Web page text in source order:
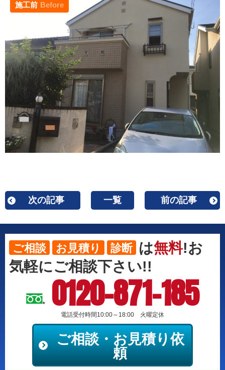
施工前 Before
次の記事 一覧 前の記事
ご相談 お見積り 診断 は無料!お
気軽にご相談下さい!!
0120-871-185
電話受付時間10:00～18:00 火曜定休
ご相談・お見積り依
頼